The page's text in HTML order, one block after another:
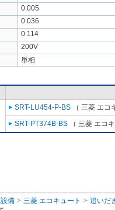
0.005
0.036
0.114
200V
単相
SRT-LU454-P-BS （ 三菱 エコ
SRT-PT374B-BS （ 三菱 エコ
備 三菱 エコキュート 追いだ